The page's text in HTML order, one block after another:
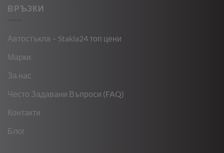
ВРЪЗКИ
Автостъкла – Stakla24 топ цени
Марки
За нас
Често Задавани Въпроси (FAQ)
Контакти
Блог